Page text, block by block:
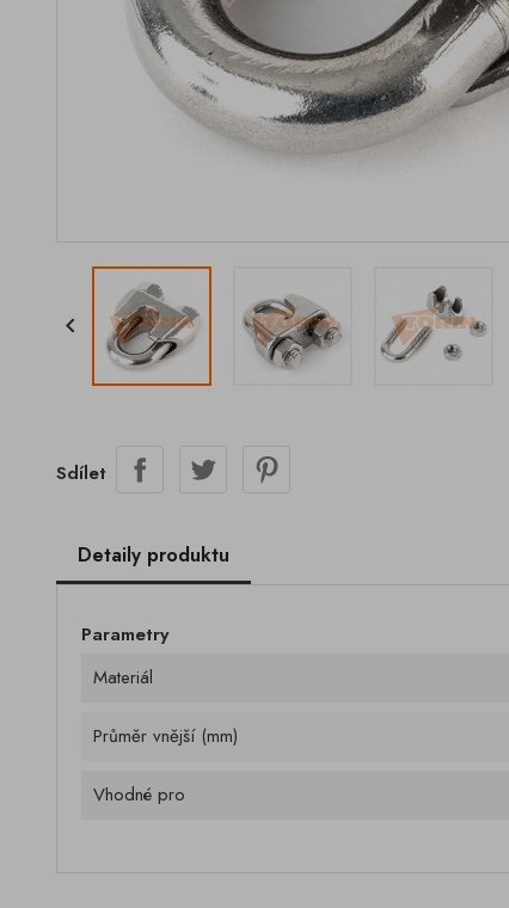

Sdílet
Detaily produktu
Parametry
Materiál
Průměr vnější (mm)
Vhodné pro